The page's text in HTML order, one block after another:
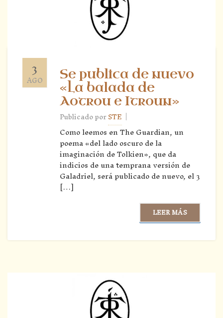
3
AGO
Se publica de nuevo
«La balada de
Aotrou e Itroun»
Publicado porSTE |
Como leemos en The Guardian, un
poema «del lado oscuro de la
imaginación de Tolkien», que da
indicios de una temprana versión de
Galadriel, será publicado de nuevo, el 3
[…]
LEER MÁS